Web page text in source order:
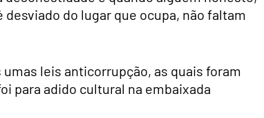
do lugar que ocupa, não faltam
leis anticorrupção, as quais foram
para adido cultural na embaixada